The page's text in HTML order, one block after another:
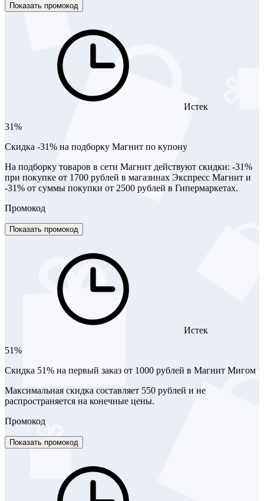
Показать промокод
Истек
31%
​Скидка -31% на подборку Магнит по купону
На подборку товаров в сети Магнит действуют скидки: -31%
при покупке от 1700 рублей в магазинах Экспресс Магнит и
-31% от суммы покупки от 2500 рублей в Гипермаркетах.
Промокод
Показать промокод
Истек
51%
Скидка 51% на первый заказ от 1000 рублей в Магнит Мигом
Максимальная скидка составляет 550 рублей и не
распространяется на конечные цены.
Промокод
Показать промокод